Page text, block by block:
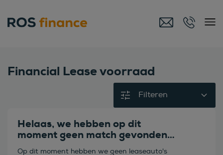
Financial Lease voorraad
Filteren
Helaas, we hebben op dit
moment geen match gevonden…
Op dit moment hebben we geen leaseauto's